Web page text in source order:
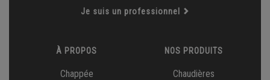
Je suis un professionnel
À PROPOS
Chappée
NOS PRODUITS
Chaudières